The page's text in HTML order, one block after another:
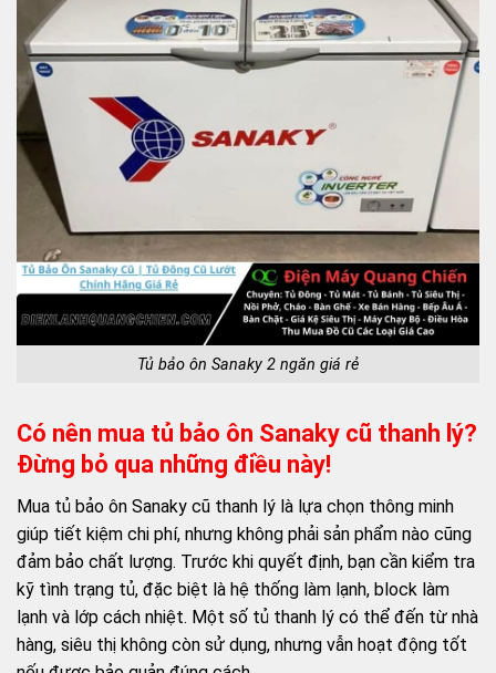
Tủ bảo ôn Sanaky 2 ngăn giá rẻ
Có nên mua tủ bảo ôn Sanaky cũ thanh lý?
Đừng bỏ qua những điều này!
Mua tủ bảo ôn Sanaky cũ thanh lý là lựa chọn thông minh
giúp tiết kiệm chi phí, nhưng không phải sản phẩm nào cũng
đảm bảo chất lượng. Trước khi quyết định, bạn cần kiểm tra
kỹ tình trạng tủ, đặc biệt là hệ thống làm lạnh, block làm
lạnh và lớp cách nhiệt. Một số tủ thanh lý có thể đến từ nhà
hàng, siêu thị không còn sử dụng, nhưng vẫn hoạt động tốt